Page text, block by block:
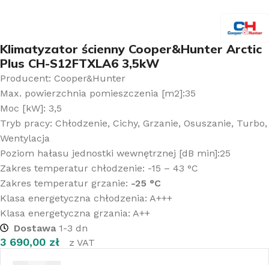
Klimatyzator ścienny Cooper&Hunter Arctic
Plus CH-S12FTXLA6 3,5kW
Producent: Cooper&Hunter
Max. powierzchnia pomieszczenia [m2]:35
Moc [kW]: 3,5
Tryb pracy: Chłodzenie, Cichy, Grzanie, Osuszanie, Turbo,
Wentylacja
Poziom hałasu jednostki wewnętrznej [dB min]:25
Zakres temperatur chłodzenie: -15 – 43 °C
Zakres temperatur grzanie: -25 °C
Klasa energetyczna chłodzenia: A+++
Klasa energetyczna grzania: A++
Dostawa1-3 dn
3 690,00 zł z VAT